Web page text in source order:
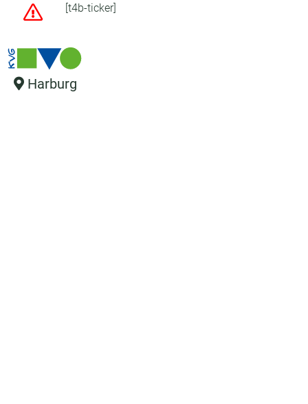
[t4b-ticker]
Harburg